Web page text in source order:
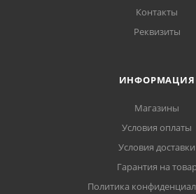
Контакты
Реквизиты
ИНФОРМАЦИЯ
Магазины
Условия оплаты
Условия доставки
Гарантия на товар
Политика